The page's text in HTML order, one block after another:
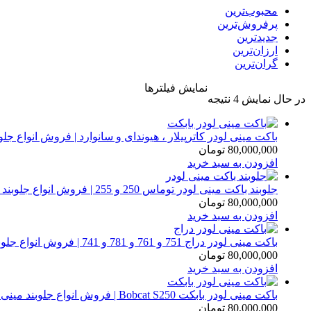
محبوب‌ترین
پرفروش‌ترین
جدیدترین
ارزان‌ترین
گران‌ترین
در حال نمایش 4 نتیجه
Sorted
latest
نمایش فیلترها
باکت مینی لودر کاترپیلار ، هیوندای و سانوارد | فروش انواع
80,000,000 تومان
افزودن به سبد خرید
جلوبند باکت مینی لودر توماس 250 و 255 | فروش انواع جلوبند بابکت
80,000,000 تومان
افزودن به سبد خرید
باکت مینی لودر دراج 751 و 761 و 781 و 741 | فروش انواع جلوبند بابکت
80,000,000 تومان
افزودن به سبد خرید
باکت مینی لودر بابکت Bobcat S250 | فروش انواع جلوبند مینی لودر
80,000,000 تومان